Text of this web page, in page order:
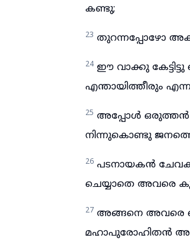
കണ്ടു;
23 തുറന്നപ്പോഴോ
24 ഈ വാക്കു
എന്തായിത്തീരും
25 അപ്പോൾ ഒരുത്തൻ
നിന്നുകൊണ്ടു
26 പടനായകൻ
ചെയ്യാതെ അവരെ
27 അങ്ങനെ അവരെ
മഹാപുരോഹിതൻ